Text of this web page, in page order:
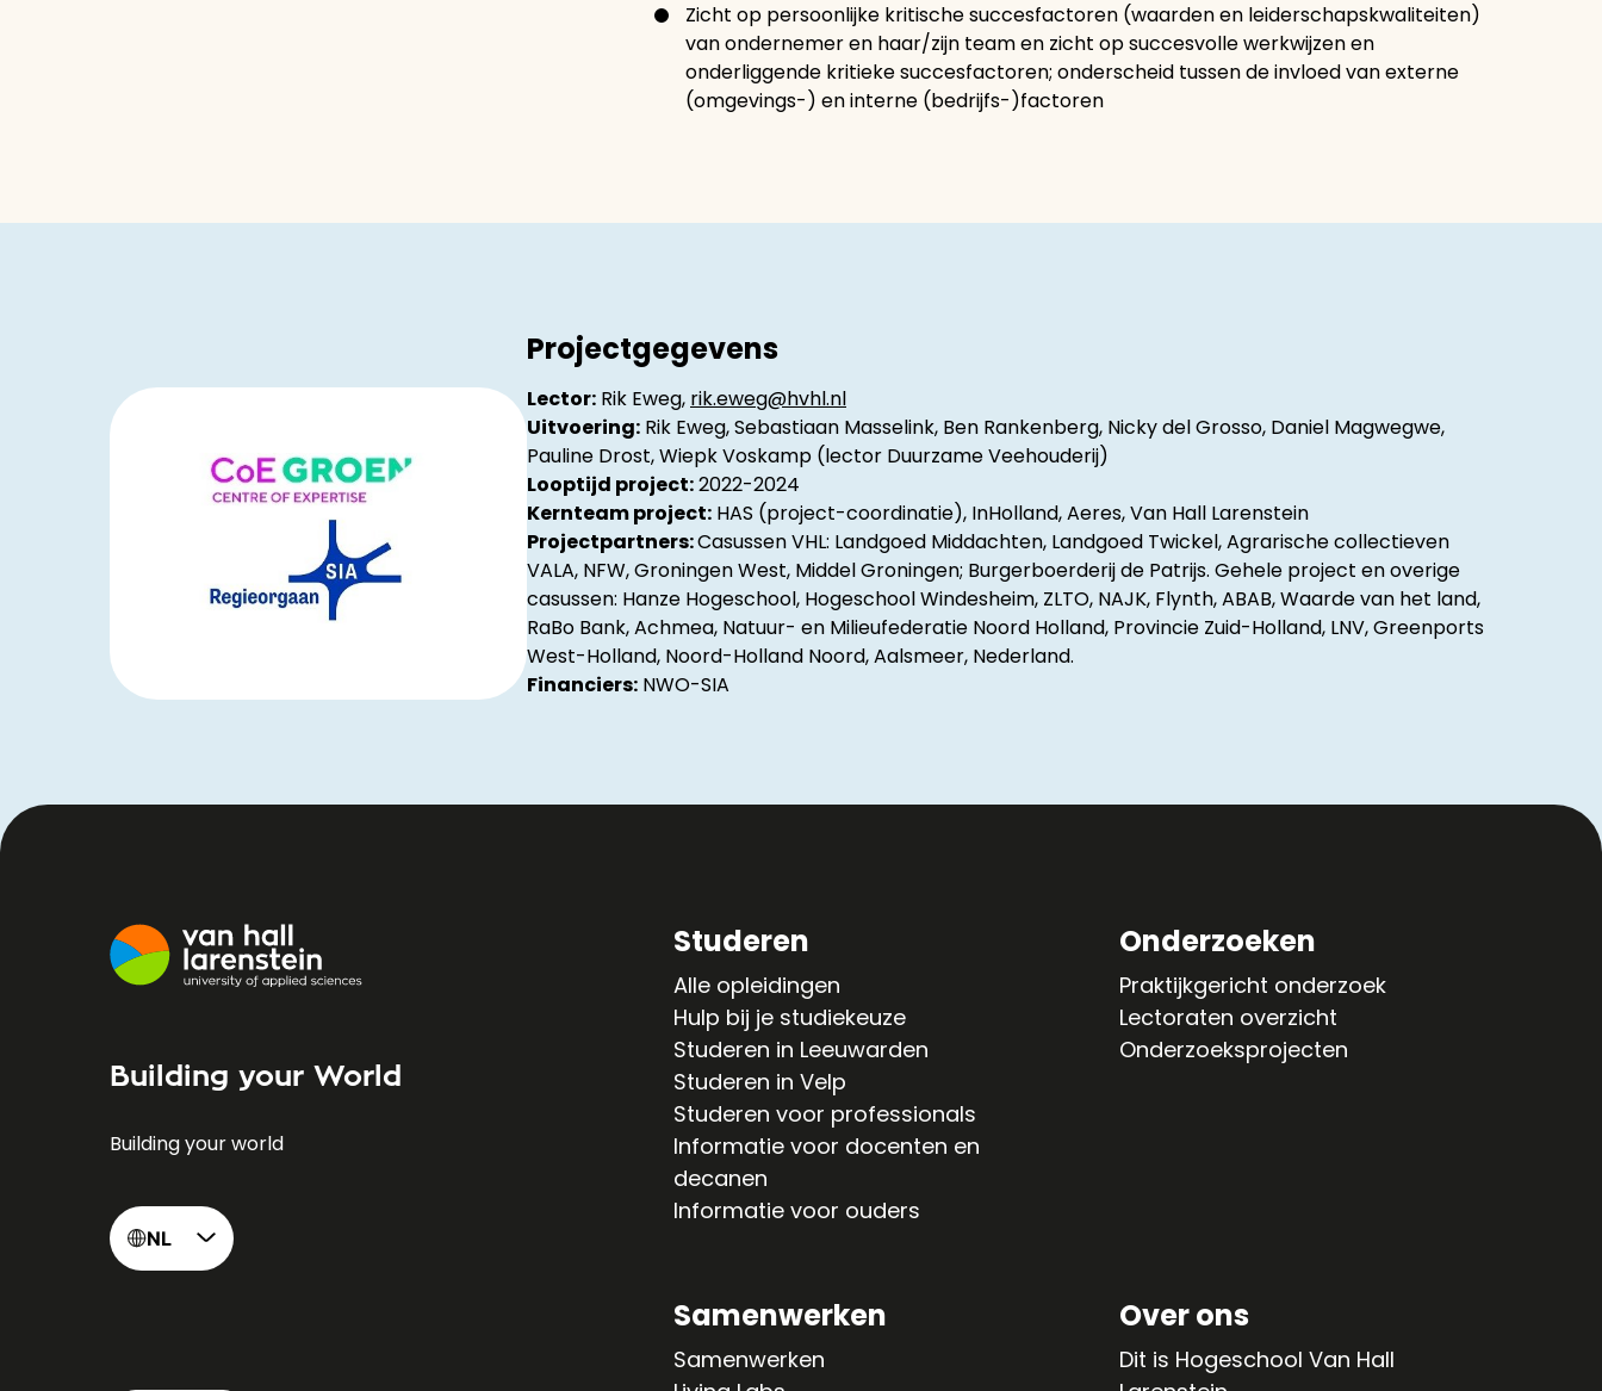
Zicht op persoonlijke kritische succesfactoren (waarden en leiderschapskwaliteiten)
van ondernemer en haar/zijn team en zicht op succesvolle werkwijzen en
onderliggende kritieke succesfactoren; onderscheid tussen de invloed van externe
(omgevings-) en interne (bedrijfs-)factoren
Projectgegevens
Lector: Rik Eweg, rik.eweg@hvhl.nl
Uitvoering: Rik Eweg, Sebastiaan Masselink, Ben Rankenberg, Nicky del Grosso, Daniel Magwegwe,
Pauline Drost, Wiepk Voskamp (lector Duurzame Veehouderij)
Looptijd project:2022-2024
Kernteam project: HAS (project-coordinatie), InHolland, Aeres, Van Hall Larenstein
Projectpartners:Casussen VHL: Landgoed Middachten, Landgoed Twickel, Agrarische collectieven
VALA, NFW, Groningen West, Middel Groningen; Burgerboerderij de Patrijs. Gehele project en overige
casussen: Hanze Hogeschool, Hogeschool Windesheim, ZLTO, NAJK, Flynth, ABAB, Waarde van het land,
RaBo Bank, Achmea, Natuur- en Milieufederatie Noord Holland, Provincie Zuid-Holland, LNV, Greenports
West-Holland, Noord-Holland Noord, Aalsmeer, Nederland.
Financiers: NWO-SIA
Building your World
Building your world
NL
Studeren
Alle opleidingen
Hulp bij je studiekeuze
Studeren in Leeuwarden
Studeren in Velp
Studeren voor professionals
Informatie voor docenten en
decanen
Informatie voor ouders
Onderzoeken
Praktijkgericht onderzoek
Lectoraten overzicht
Onderzoeksprojecten
Samenwerken
Samenwerken
Over ons
Dit is Hogeschool Van Hall